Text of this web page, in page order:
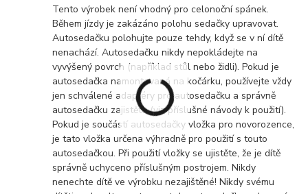
Tento výrobek není vhodný pro celonoční spánek.
Během jízdy je zakázáno polohu sedačky upravovat.
Autosedačku polohujte pouze tehdy, když se v ní dítě
nenachází. Autosedačku nikdy nepokládejte na
vyvýšený povrch (například stůl nebo židli). Pokud je
autosedačka namontovaná na kočárku, používejte vždy
jen schválené adaptéry pro autosedačku a správně
autosedačku zajistěte (viz příslušné návody k použití).
Pokud je součástí autosedačky vložka pro novorozence,
je tato vložka určena výhradně pro použití s touto
autosedačkou. Při použití vložky se ujistěte, že je dítě
správně uchyceno příslušným postrojem. Nikdy
nenechte dítě ve výrobku nezajištěné! Nikdy svému